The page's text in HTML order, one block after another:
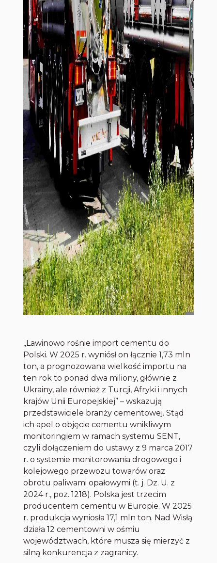
„Lawinowo rośnie import cementu do
Polski. W 2025 r. wyniósł on łącznie 1,73 mln
ton, a prognozowana wielkość importu na
ten rok to ponad dwa miliony, głównie z
Ukrainy, ale również z Turcji, Afryki i innych
krajów Unii Europejskiej” – wskazują
przedstawiciele branży cementowej. Stąd
ich apel o objęcie cementu wnikliwym
monitoringiem w ramach systemu SENT,
czyli dołączeniem do ustawy z 9 marca 2017
r. o systemie monitorowania drogowego i
kolejowego przewozu towarów oraz
obrotu paliwami opałowymi (t. j. Dz. U. z
2024 r., poz. 1218). Polska jest trzecim
producentem cementu w Europie. W 2025
r. produkcja wyniosła 17,1 mln ton. Nad Wisłą
działa 12 cementowni w ośmiu
województwach, które musza się mierzyć z
silną konkurencja z zagranicy.